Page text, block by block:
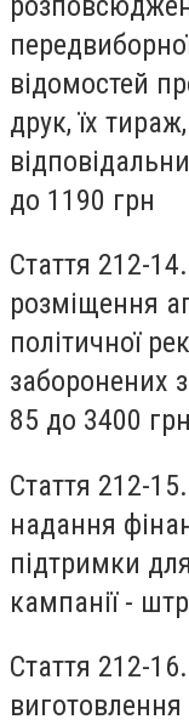
відомостей
друк, їх
до 1190 грн
Стаття 212-14.
розміщення
політичної
заборонених
85 до 3400 грн
Стаття 212-15.
надання
підтримки
кампанії -
Стаття 212-16.